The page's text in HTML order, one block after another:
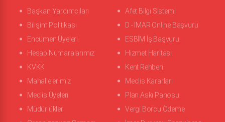
Başkan Yardımcıları
Bilişim Politikası
Encümen Üyeleri
Hesap Numaralarımız
KVKK
Mahallelerimiz
Meclis Üyeleri
Müdürlükler
Afet Bilgi Sistemi
D - İMAR Online Başvuru
ESBİM İş Başvuru
Hizmet Haritası
Kent Rehberi
Meclis Kararları
Plan Askı Panosu
Vergi Borcu Ödeme